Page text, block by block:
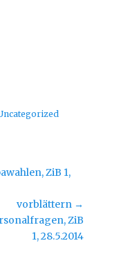
ZiB 1,
vorblättern →
ZiB
1, 28.5.2014